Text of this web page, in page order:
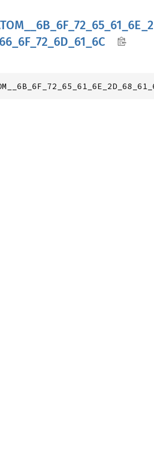
6B_ 6F_ 72_ 65_ 61_ 6E_
66_ 6F_ 72_ 6D_ 61_ 6C